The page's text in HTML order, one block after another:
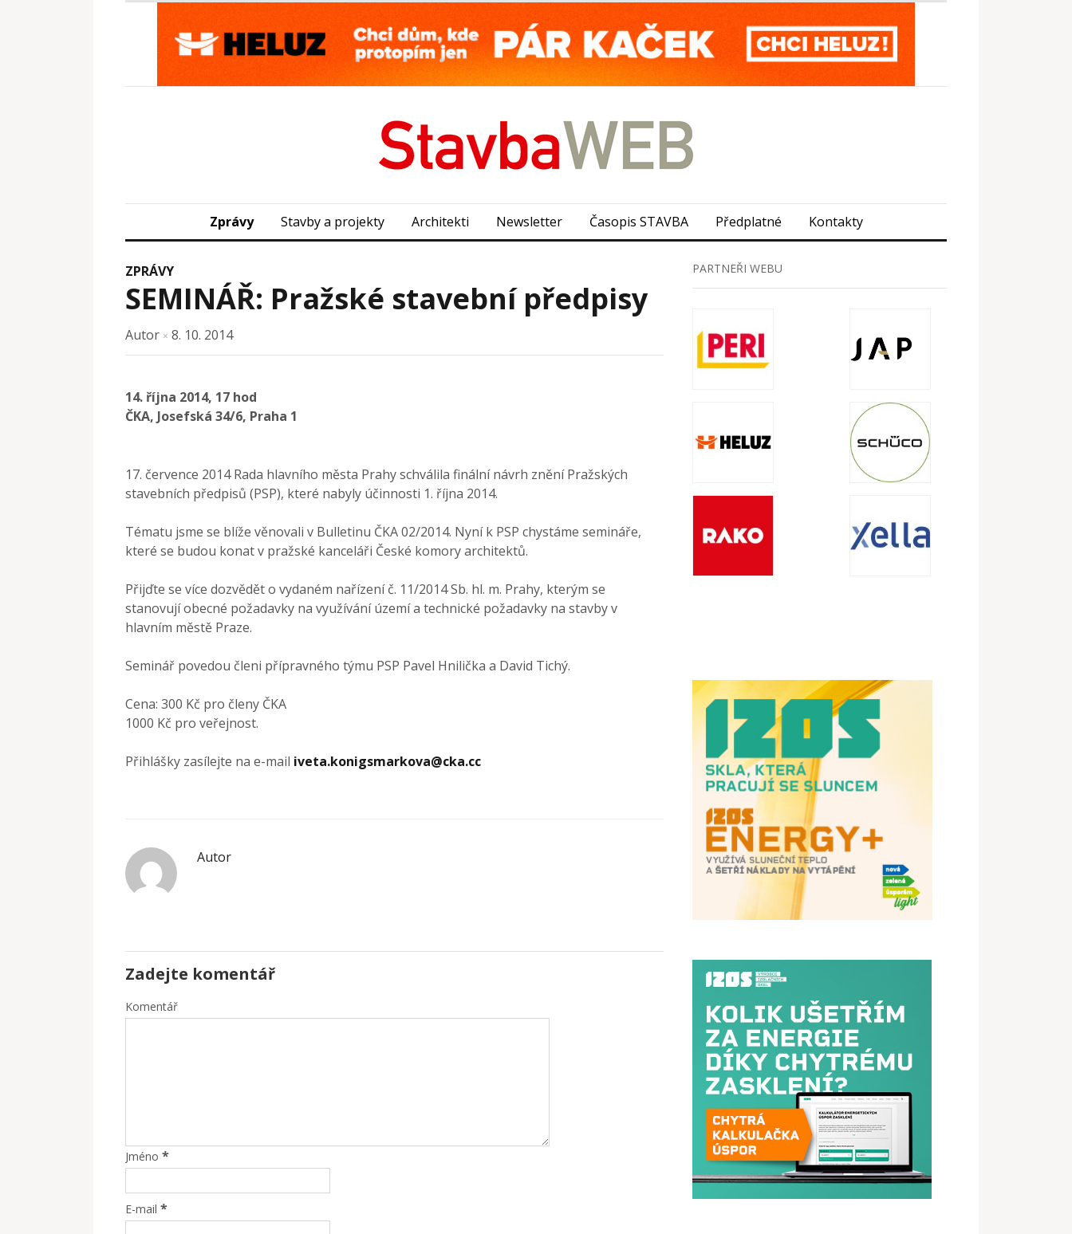
Zprávy Stavby a projekty Architekti Newsletter Časopis STAVBA Předplatné Kontakty
ZPRÁVY
SEMINÁŘ: Pražské stavební předpisy
Autor × 8. 10. 2014
14. října 2014, 17 hod
ČKA, Josefská 34/6, Praha 1
17. července 2014 Rada hlavního města Prahy schválila finální návrh znění Pražských
stavebních předpisů (PSP), které nabyly účinnosti 1. října 2014.
Tématu jsme se blíže věnovali v Bulletinu ČKA 02/2014. Nyní k PSP chystáme semináře,
které se budou konat v pražské kanceláři České komory architektů.
Přijďte se více dozvědět o vydaném nařízení č. 11/2014 Sb. hl. m. Prahy, kterým se
stanovují obecné požadavky na využívání území a technické požadavky na stavby v
hlavním městě Praze.
Seminář povedou členi přípravného týmu PSP Pavel Hnilička a David Tichý.
Cena: 300 Kč pro členy ČKA
1000 Kč pro veřejnost.
Přihlášky zasílejte na e-mail iveta.konigsmarkova@cka.cc
Autor
Zadejte komentář
Komentář
Jméno *
E-mail *
PARTNEŘI WEBU